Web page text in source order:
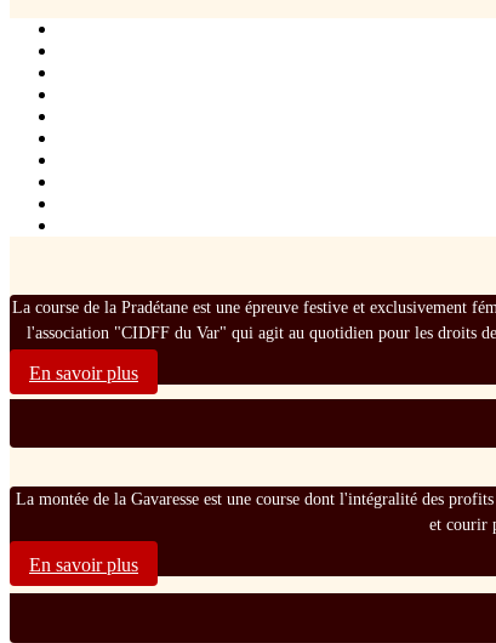
La course de la Pradétane est une épreuve festive et exclusivement
l'association "CIDFF du Var" qui agit au quotidien pour les droits
En savoir plus
La montée de la Gavaresse est une course dont l'intégralité des
et courir
En savoir plus